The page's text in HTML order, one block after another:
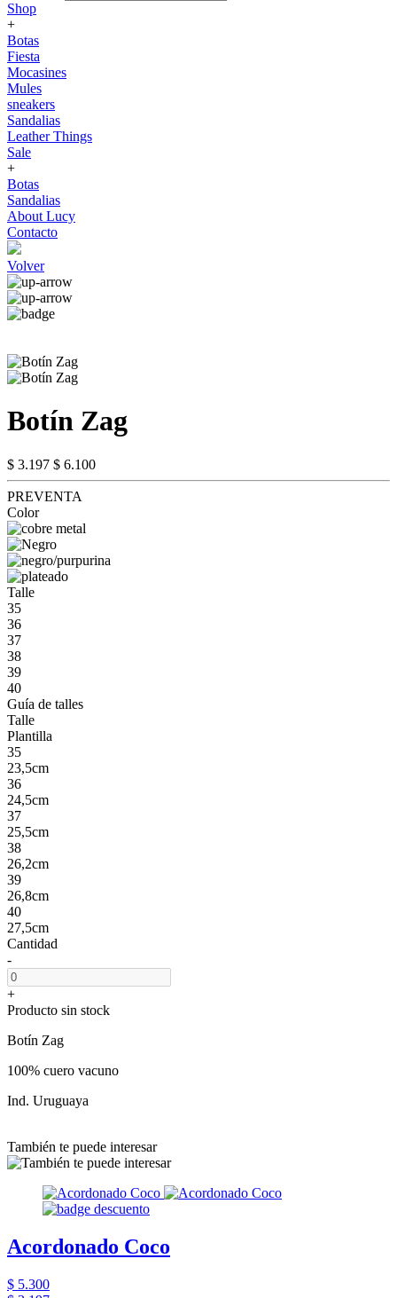
Shop
+
Botas
Fiesta
Mocasines
Mules
sneakers
Sandalias
Leather Things
Sale
+
Botas
Sandalias
About Lucy
Contacto
Volver
Botín Zag
$ 3.197 $ 6.100
PREVENTA
Color
Talle
35
36
37
38
39
40
Guía de talles
Talle
Plantilla
35
23,5cm
36
24,5cm
37
25,5cm
38
26,2cm
39
26,8cm
40
27,5cm
Cantidad
-
+
Producto sin stock
Botín Zag
100% cuero vacuno
Ind. Uruguaya
También te puede interesar
Acordonado Coco
$ 5.300